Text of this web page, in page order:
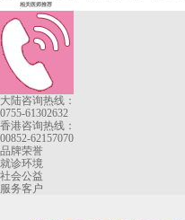
相关医师推荐
大陆咨询热线：
0755-61302632
香港咨询热线：
00852-62157070
品牌荣誉
就诊环境
社会公益
服务客户